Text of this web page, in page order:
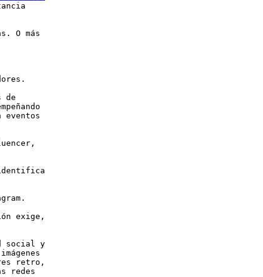
O más
de
eventos
exige,
social y
retro,
redes